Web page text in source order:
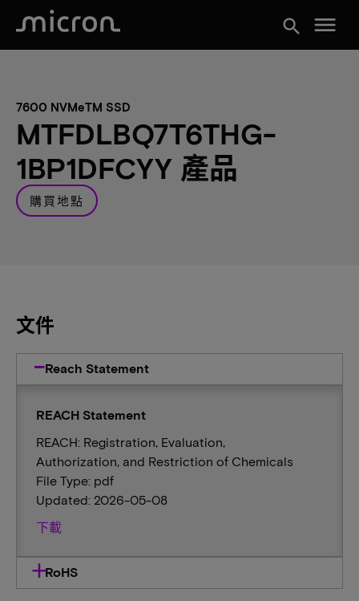
search menu
7600 NVMeTM SSD
MTFDLBQ7T6THG-
1BP1DFCYY 產品
購買地點
文件
Reach Statement
REACH Statement
REACH: Registration, Evaluation,
Authorization, and Restriction of Chemicals
File Type: pdf
Updated: 2026-05-08
下載
RoHS